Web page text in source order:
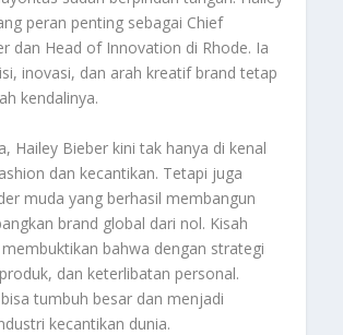
peran penting sebagai Chief
dan Head of Innovation di Rhode. Ia
inovasi, dan arah kreatif brand tetap
kendalinya.
Hailey Bieber kini tak hanya di kenal
dan kecantikan. Tetapi juga
muda yang berhasil membangun
brand global dari nol. Kisah
bahwa dengan strategi
dan keterlibatan personal.
tumbuh besar dan menjadi
kecantikan dunia.